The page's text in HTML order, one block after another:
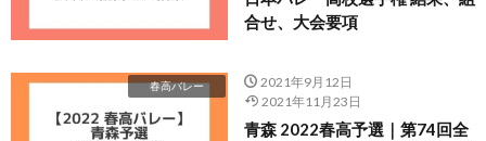
合せ、大会要項
春高バレー
2021年9月12日
2021年11月23日
青森 2022春高予選｜第74回全